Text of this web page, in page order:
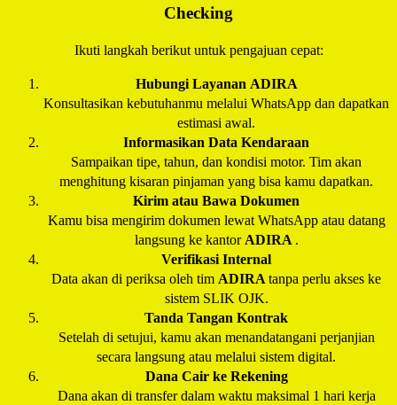
Checking
Ikuti langkah berikut untuk pengajuan cepat:
Hubungi Layanan ADIRA
Konsultasikan kebutuhanmu melalui WhatsApp dan dapatkan
estimasi awal.
Informasikan Data Kendaraan
Sampaikan tipe, tahun, dan kondisi motor. Tim akan
menghitung kisaran pinjaman yang bisa kamu dapatkan.
Kirim atau Bawa Dokumen
Kamu bisa mengirim dokumen lewat WhatsApp atau datang
langsung ke kantor ADIRA .
Verifikasi Internal
Data akan di periksa oleh tim ADIRA tanpa perlu akses ke
sistem SLIK OJK.
Tanda Tangan Kontrak
Setelah di setujui, kamu akan menandatangani perjanjian
secara langsung atau melalui sistem digital.
Dana Cair ke Rekening
Dana akan di transfer dalam waktu maksimal 1 hari kerja